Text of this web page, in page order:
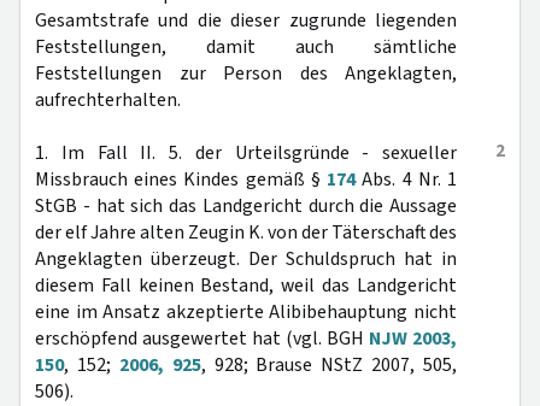
Gesamtstrafe und die dieser zugrunde liegenden
Feststellungen, damit auch sämtliche
Feststellungen zur Person des Angeklagten,
aufrechterhalten.
2
1. Im Fall II. 5. der Urteilsgründe - sexueller
Missbrauch eines Kindes gemäß § 174Abs. 4 Nr. 1
StGB - hat sich das Landgericht durch die Aussage
der elf Jahre alten Zeugin K. von der Täterschaft des
Angeklagten überzeugt. Der Schuldspruch hat in
diesem Fall keinen Bestand, weil das Landgericht
eine im Ansatz akzeptierte Alibibehauptung nicht
erschöpfend ausgewertet hat (vgl. BGH NJW 2003,
150, 152; 2006, 925, 928; Brause NStZ 2007, 505,
506).